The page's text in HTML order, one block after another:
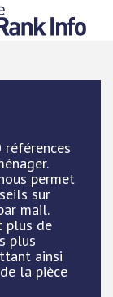
permet
sur
mail.
plus de
plus
ainsi
la pièce